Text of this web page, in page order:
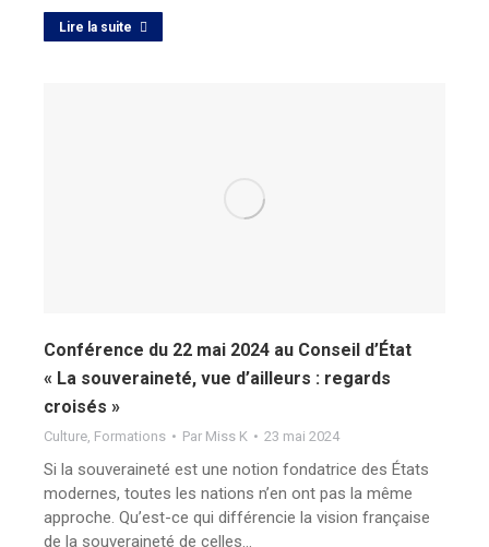
Lire la suite
Conférence du 22 mai 2024 au Conseil d’État
« La souveraineté, vue d’ailleurs : regards
croisés »
Culture Formations Par Miss K 23 mai 2024
Si la souveraineté est une notion fondatrice des États
modernes, toutes les nations n’en ont pas la même
approche. Qu’est-ce qui différencie la vision française
de la souveraineté de celles…